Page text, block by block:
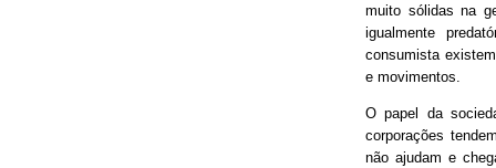
muito sólidas na
igualmente
consumista
e movimentos.
O papel da
corporações
não ajudam e